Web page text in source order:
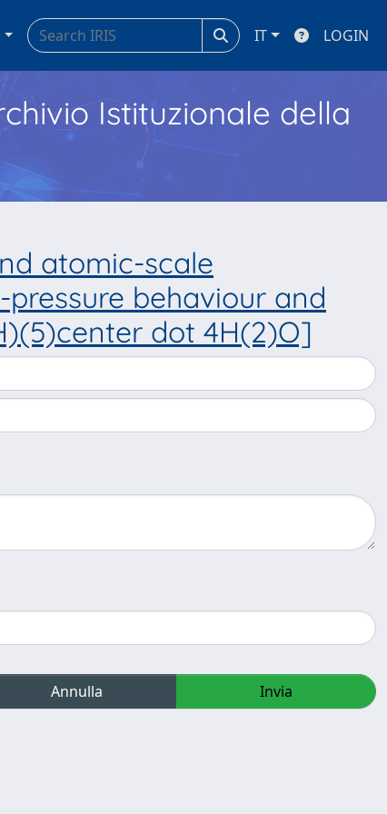
IT LOGIN
Istituzionale della
atomic-scale
pressure behaviour and
dot 4H(2)O]
Annulla Invia